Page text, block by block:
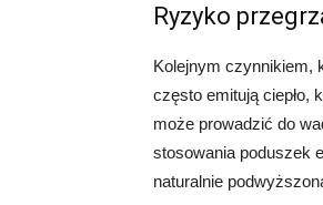
Ryzyko
Kolejnym czynnikiem,
często emitują ciepło,
może prowadzić do
stosowania poduszek
naturalnie